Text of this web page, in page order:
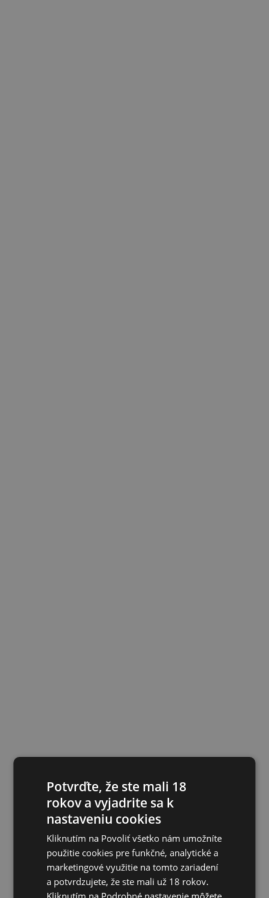
Potvrďte, že ste mali 18
rokov a vyjadrite sa k
nastaveniu cookies
Kliknutím na Povoliť všetko nám umožníte
použitie cookies pre funkčné, analytické a
marketingové využitie na tomto zariadení
a potvrdzujete, že ste mali už 18 rokov.